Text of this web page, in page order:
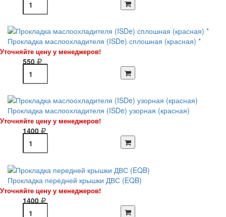
Прокладка маслоохладителя (ISDe) сплошная (красная) *
Уточняйте цену у менеджеров!
550
Прокладка маслоохладителя (ISDe) узорная (красная)
Уточняйте цену у менеджеров!
1400
Прокладка передней крышки ДВС (EQB)
Уточняйте цену у менеджеров!
1400